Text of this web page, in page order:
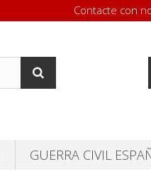
Contacte con
GUERRA CIVIL